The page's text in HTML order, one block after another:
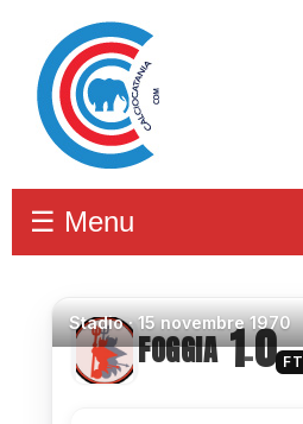
☰ Menu
Stadio·15 novembre 1970
FOGGIA 1–0 FT